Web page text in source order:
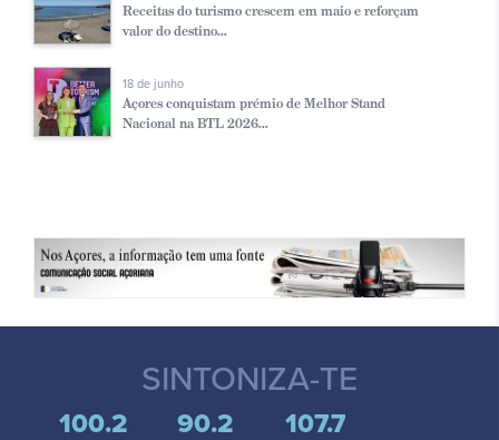
Receitas do turismo crescem em maio e reforçam
valor do destino...
18 de junho
Açores conquistam prémio de Melhor Stand
Nacional na BTL 2026...
SINTONIZA-TE
100.2 90.2 107.7